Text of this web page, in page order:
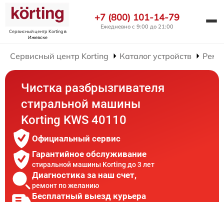
Сервисный центр Kortingв
Ижевске
+7 (800) 101-14-79
Ежедневно с 9:00 до 21:00
Сервисный центр Korting Каталог устройств
Чистка разбрызгивателя
стиральной машины
Korting KWS 40110
Официальный сервис
Гарантийное обслуживание
стиральной машины Korting до 3 лет
Диагностика за наш счет,
ремонт по желанию
Бесплатный выезд курьера